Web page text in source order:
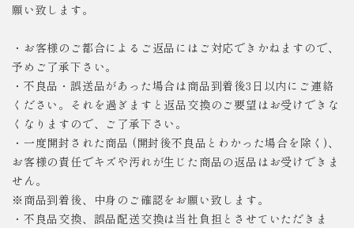
願い致します。
・お客様のご都合によるご返品にはご対応できかねますので、
予めご了承下さい。
・不良品・誤送品があった場合は商品到着後3日以内にご連絡
ください。それを過ぎますと返品交換のご要望はお受けできな
くなりますので、ご了承下さい。
・一度開封された商品 (開封後不良品とわかった場合を除く)、
お客様の責任でキズや汚れが生じた商品の返品はお受けできま
せん。
※商品到着後、中身のご確認をお願い致します。
・不良品交換、誤品配送交換は当社負担とさせていただきま